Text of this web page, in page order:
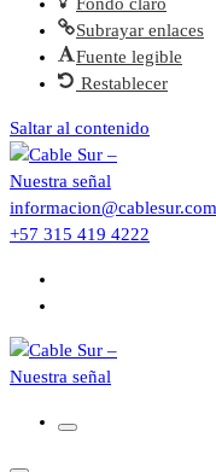
Subrayar enlaces
Fuente legible
Restablecer
Saltar al contenido
+57 315 419 4222